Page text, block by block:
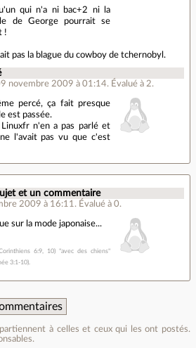
qui n'a ni bac+2 ni la
de George pourrait se
!
pas la blague du cowboy de tchernobyl.
novembre 2009 à 01:14. Évalué à 2.
percé, ça fait presque
est passée.
n'en a pas parlé et
l'avait pas vu que c'est
et un commentaire
2009 à 16:11 . Évalué à 0.
sur la mode japonaise...
6:9, 10) "avec des chiens"
3:1-10).
à celles et ceux qui les ont postés.